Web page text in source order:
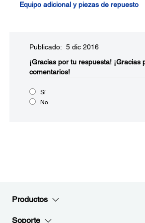
Equipo adicional y piezas de repuesto
Publicado: 5 dic 2016
¡Gracias por tu respuesta! ¡Gracias
comentarios!
Sí
No
Productos
Soporte